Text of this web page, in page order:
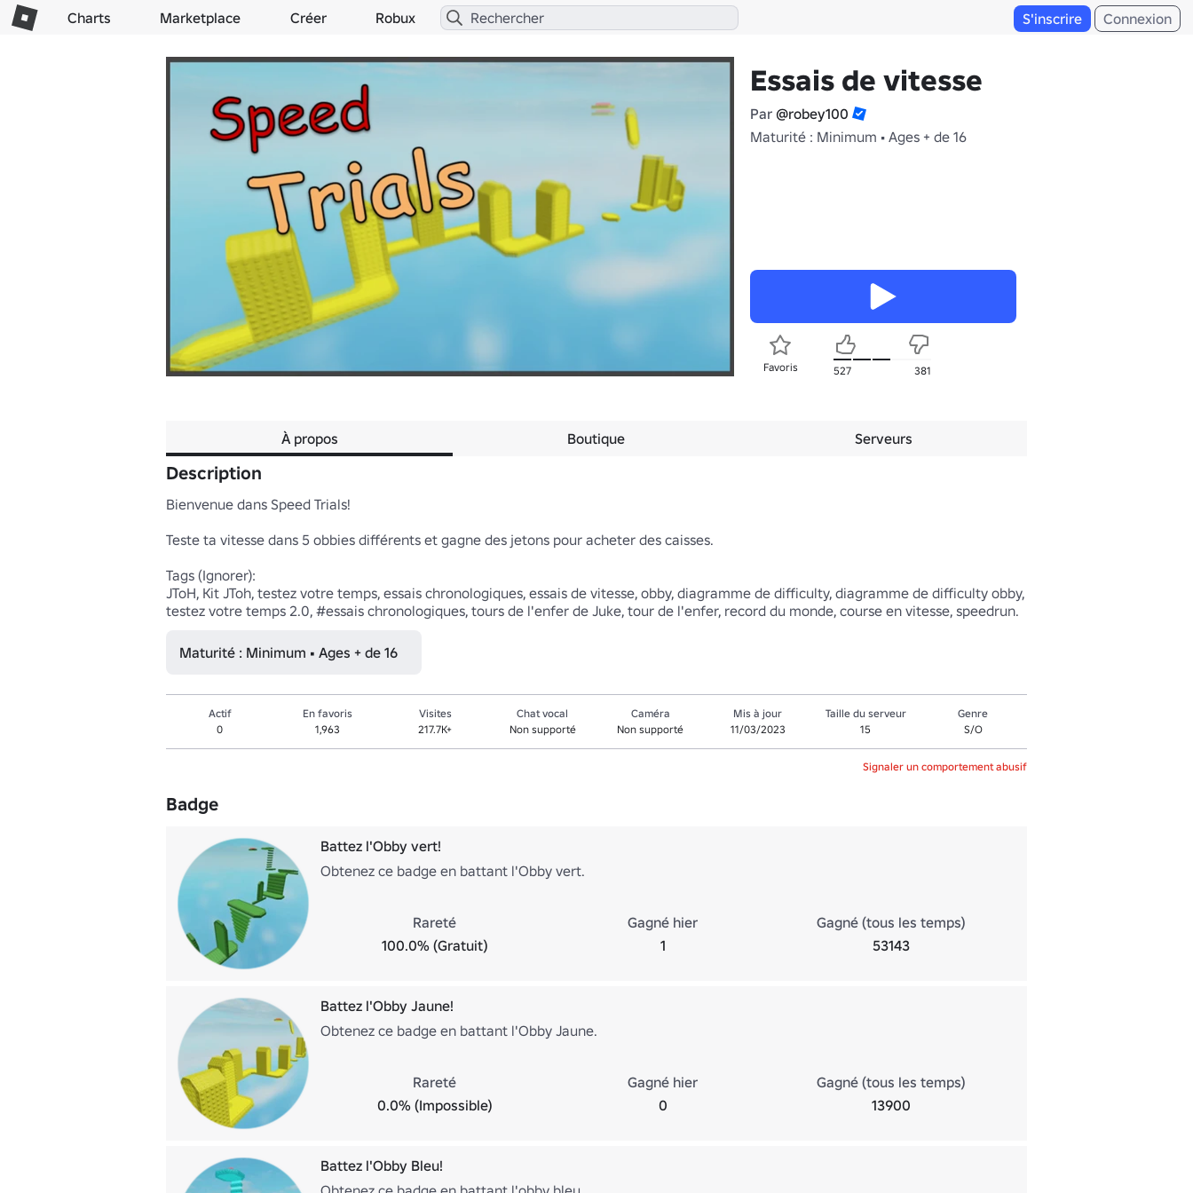
Charts Marketplace Créer Robux S'inscrire Connexion
Essais de vitesse
Par @robey100
Maturité : Minimum • Ages + de 16
Favoris 527 381
À propos Boutique Serveurs
Description
Bienvenue dans Speed Trials!
Teste ta vitesse dans 5 obbies différents et gagne des jetons pour acheter des caisses.
Tags (Ignorer):
JToH, Kit JToh, testez votre temps, essais chronologiques, essais de vitesse, obby, diagramme de difficulty, diagramme de difficulty obby,
testez votre temps 2.0, #essais chronologiques, tours de l'enfer de Juke, tour de l'enfer, record du monde, course en vitesse, speedrun.
Maturité : Minimum • Ages + de 16
Actif
0
En favoris
1,963
Visites
217.7K+
Chat vocal
Non supporté
Caméra
Non supporté
Mis à jour
11/03/2023
Taille du serveur
15
Genre
S/O
Signaler un comportement abusif
Badge
Battez l'Obby vert!
Obtenez ce badge en battant l'Obby vert.
Rareté
100.0% (Gratuit)
Gagné hier
1
Gagné (tous les temps)
53143
Battez l'Obby Jaune!
Obtenez ce badge en battant l'Obby Jaune.
Rareté
0.0% (Impossible)
Gagné hier
0
Gagné (tous les temps)
13900
Battez l'Obby Bleu!